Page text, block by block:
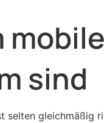
sind
selten gleichmäßig